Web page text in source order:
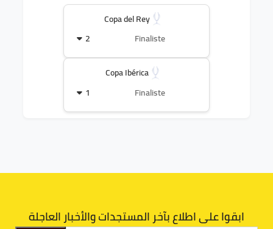
Copa del Rey
Finaliste
2
Copa Ibérica
Finaliste
1
ابقوا على اطلاع بآخر المستجدات والأخبار العاجلة